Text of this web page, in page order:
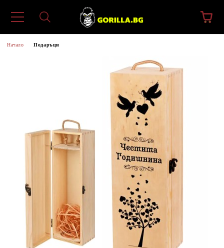
Начало Подаръци